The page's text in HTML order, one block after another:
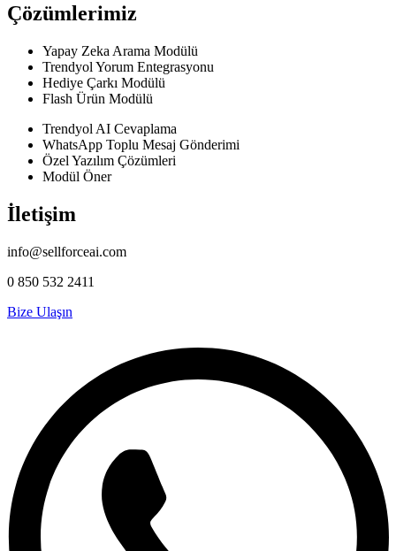
Çözümlerimiz
Yapay Zeka Arama Modülü
Trendyol Yorum Entegrasyonu
Hediye Çarkı Modülü
Flash Ürün Modülü
Trendyol AI Cevaplama
WhatsApp Toplu Mesaj Gönderimi
Özel Yazılım Çözümleri
Modül Öner
İletişim
info@sellforceai.com
0 850 532 2411
Bize Ulaşın